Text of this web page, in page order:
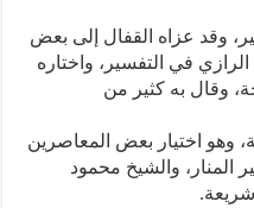
وقد عزاه القفال إلى بعض
في التفسير، واختاره
وقال به كثير من
وهو اختيار بعض المعاصرين
والشيخ محمود